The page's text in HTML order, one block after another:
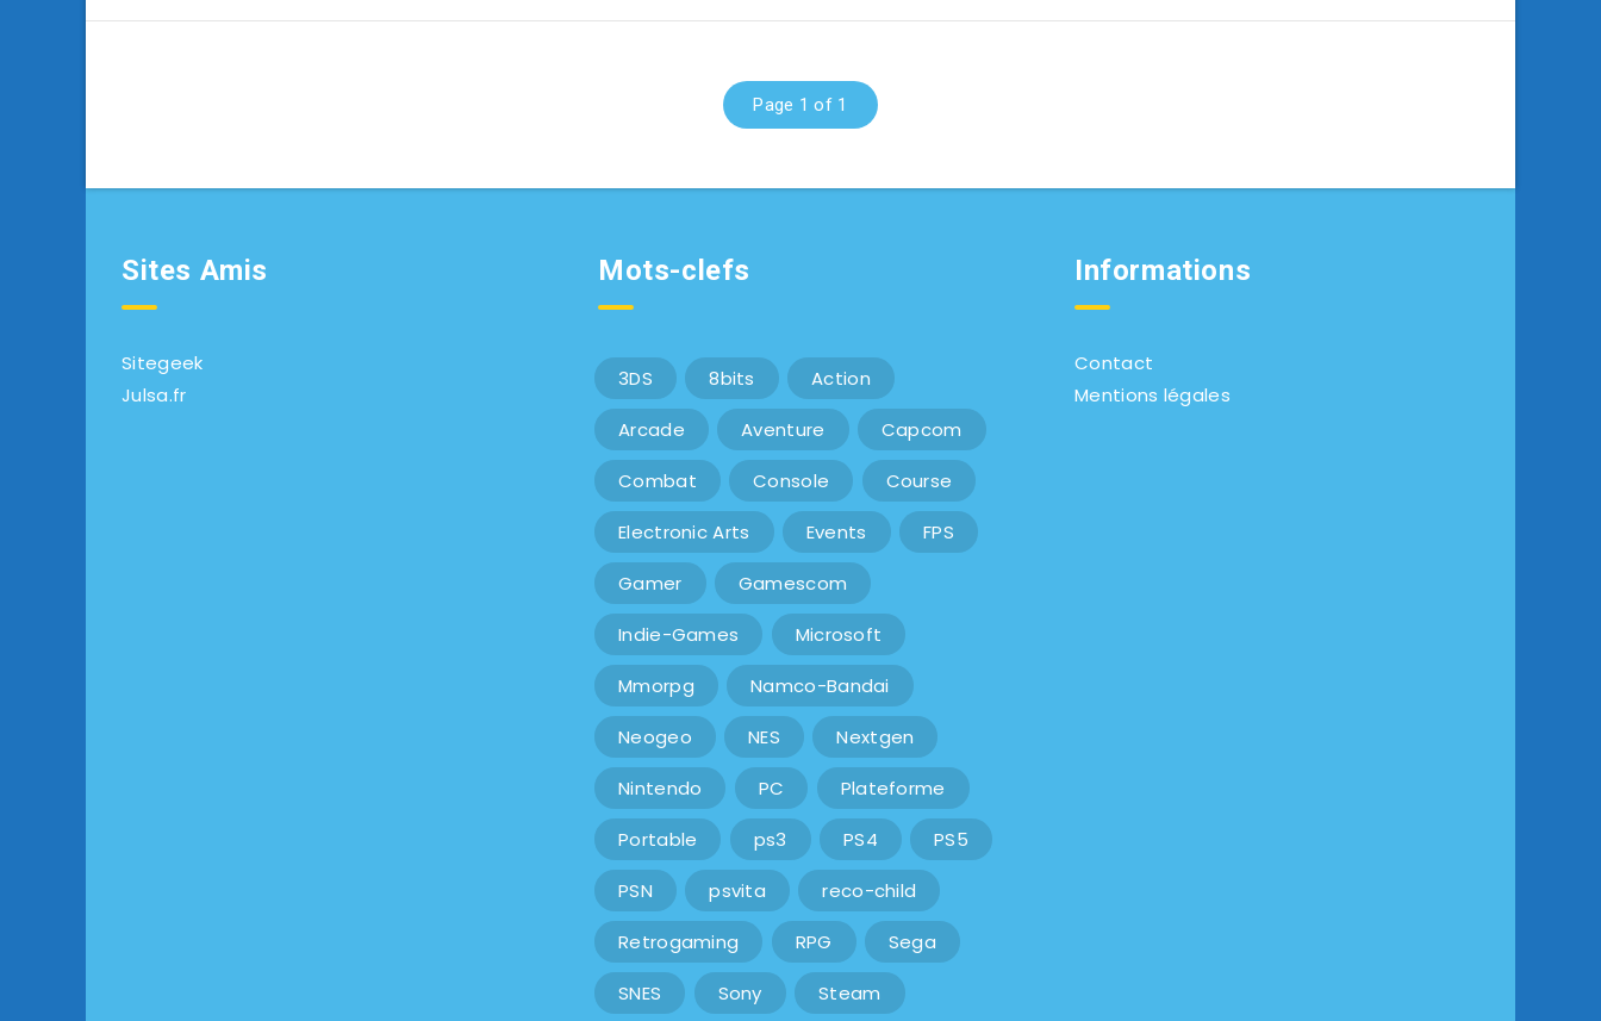
Page 1 of 1
Sites Amis
Sitegeek
Julsa.fr
Mots-clefs
3DS 8bits Action
Arcade Aventure Capcom
Combat Console Course
Electronic Arts Events FPS
Gamer Gamescom
Indie-Games Microsoft
Mmorpg Namco-Bandai
Neogeo NES Nextgen
Nintendo PC Plateforme
Portable ps3 PS4 PS5
PSN psvita reco-child
Retrogaming RPG Sega
SNES Sony Steam
Informations
Contact
Mentions légales